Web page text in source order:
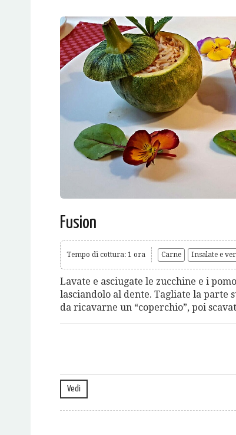
Fusion
Tempo di cottura: 1 ora Carne Insalate e
Lavate e asciugate le zucchine e i
lasciandolo al dente. Tagliate la parte
da ricavarne un “coperchio”, poi
Vedi